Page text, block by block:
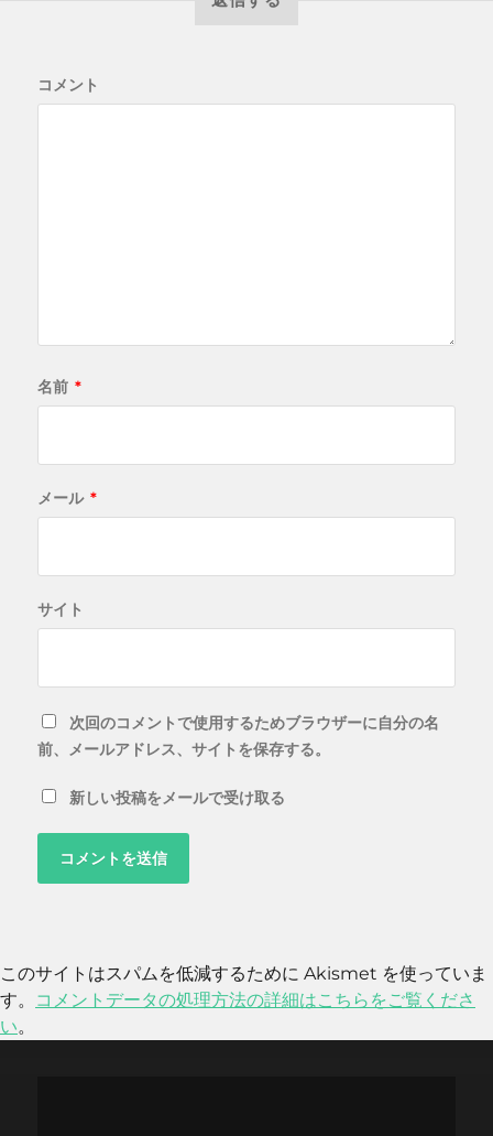
コメント
名前 *
メール *
サイト
次回のコメントで使用するためブラウザーに自分の名
前、メールアドレス、サイトを保存する。
新しい投稿をメールで受け取る
このサイトはスパムを低減するために Akismet を使っていま
す。
コメントデータの処理方法の詳細はこちらをご覧くださ
い。